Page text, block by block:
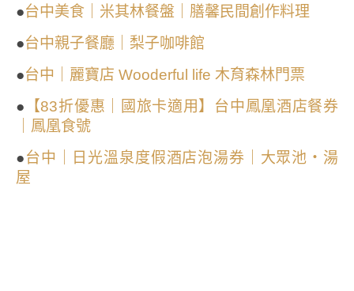
●台中美食｜米其林餐盤｜膳馨民間創作料理
●台中親子餐廳｜梨子咖啡館
●台中｜麗寶店 Wooderful life 木育森林門票
● 【83折優惠｜國旅卡適用】台中鳳凰酒店餐券
｜鳳凰食號
●台中｜日光溫泉度假酒店泡湯券｜大眾池・湯
屋